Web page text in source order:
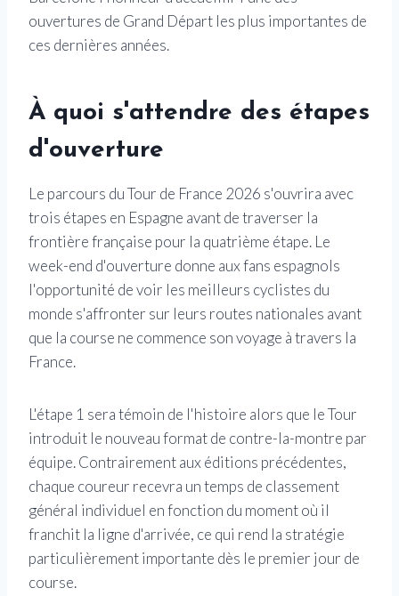
ouvertures de Grand Départ les plus importantes de
ces dernières années.
À quoi s'attendre des étapes
d'ouverture
Le parcours du Tour de France 2026 s'ouvrira avec
trois étapes en Espagne avant de traverser la
frontière française pour la quatrième étape. Le
week-end d'ouverture donne aux fans espagnols
l'opportunité de voir les meilleurs cyclistes du
monde s'affronter sur leurs routes nationales avant
que la course ne commence son voyage à travers la
France.
L'étape 1 sera témoin de l'histoire alors que le Tour
introduit le nouveau format de contre-la-montre par
équipe. Contrairement aux éditions précédentes,
chaque coureur recevra un temps de classement
général individuel en fonction du moment où il
franchit la ligne d'arrivée, ce qui rend la stratégie
particulièrement importante dès le premier jour de
course.